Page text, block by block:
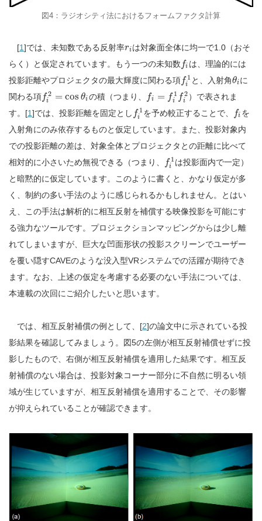
図4：ラジオシティ法におけるフォームファクタ計算
[1]では、未知数である反射率riは対象面全体に均一で1.0（おそ
らく）と仮定されています。もう一つの未知数 fi は、理論的には
投影距離やプロジェクタの最大輝度に関わる項f 1
i と、入射角θiに
関わる項f 2
i = cos θiの積（つまり、 fi = f 1
i f2
i
）で表されま
す。[1]では、投影距離を固定とし f 1
i を予め較正することで、 fi を
入射角にのみ依存するものと仮定しています。また、投影対象内
での投影距離の差は、対象全体とプロジェクタとの距離に比べて
相対的に小さいため無視できる（つまり、
f 1
i は投影面内で一定）
と暗黙的に仮定しています。このように書くと、かなり仮定が多
く、制約の多い手法のように感じられるかもしれません。とはい
え、この手法は解析的に相互反射を補償する映像投影を可能にす
る強力なツールです。プロジェクションマッピングからは少し離
れてしまいますが、巨大な凹面形状の投影スクリーンでユーザー
を覆い隠すCAVEのような没入型VRシステムでの活躍が期待でき
ます。なお、上述の仮定を考慮する必要のない手法については、
本連載の次回にご紹介したいと思います。
では、相互反射補償の例として、[2]の論文中に示されている投
影結果を確認してみましょう。図5の左側が相互反射補償せずに投
影したもので、右側が相互反射補償を適用した結果です。相互反
射補償のない場合は、投影対象コーナー部分に不自然に明るい領
域が生じていますが、相互反射補償を適用することで、その影響
が抑えられていることが確認できます。